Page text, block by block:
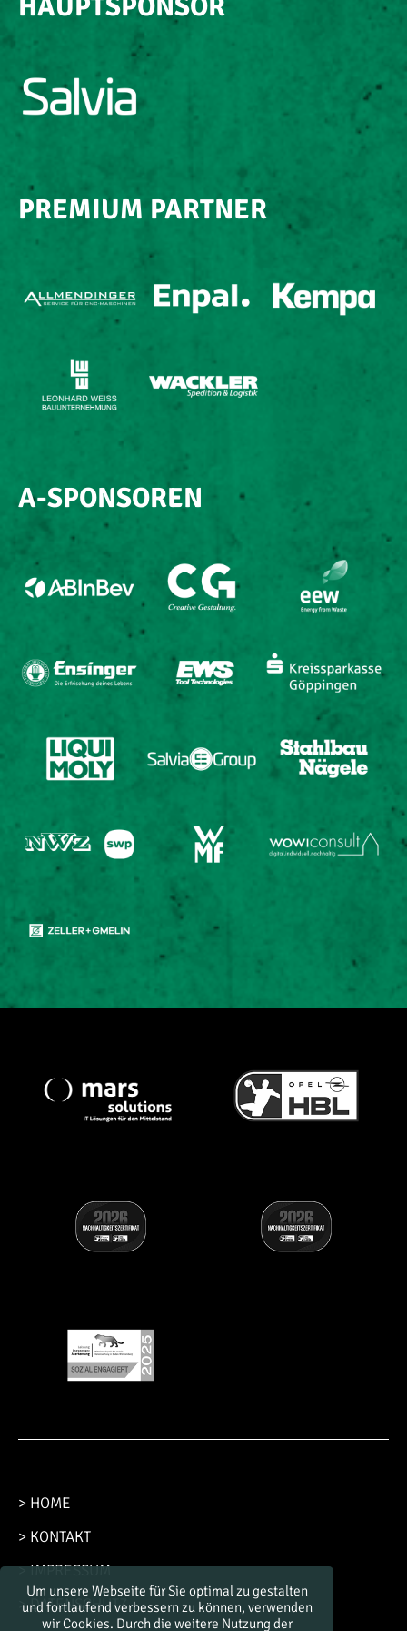
Um unsere Webseite für Sie optimal zu gestalten
und fortlaufend verbessern zu können, verwenden
wir Cookies. Durch die weitere Nutzung der
PREMIUM PARTNER
A-SPONSOREN
> HOME
> KONTAKT
> IMPRESSUM
> DATENSCHUTZ